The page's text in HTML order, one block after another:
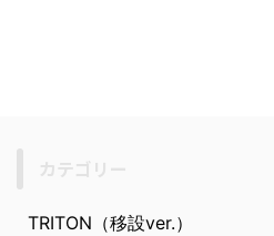
TRITON（移設ver.）